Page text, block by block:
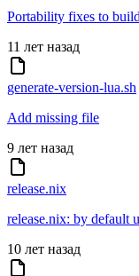
Portability fixes to
11 лет назад
generate-version-lua.sh
Add missing file
9 лет назад
release.nix
release.nix: by default
10 лет назад